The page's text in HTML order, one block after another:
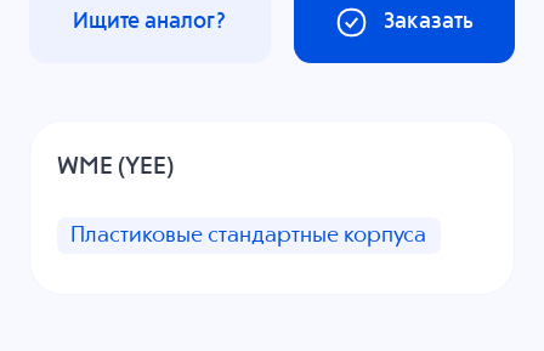
Заказать
Ищите аналог?
WME (YEE)
Пластиковые стандартные корпуса